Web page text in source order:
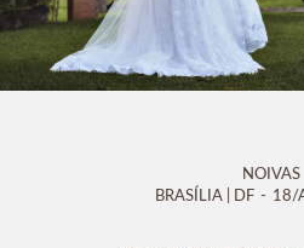
NOIVAS
BRASÍLIA | DF
18/